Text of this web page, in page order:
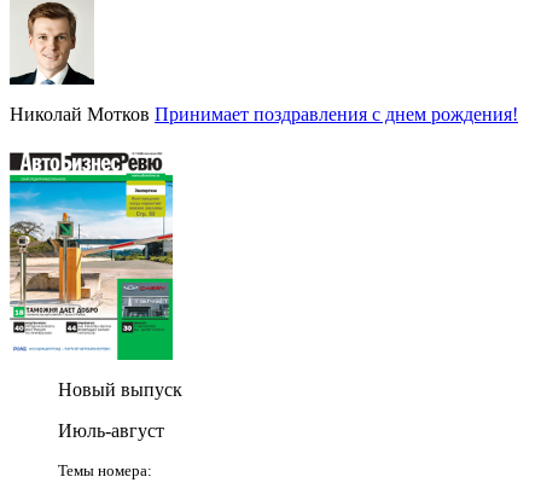
Николай Мотков Принимает поздравления с днем рождения!
Новый выпуск
Июль-август
Темы номера: